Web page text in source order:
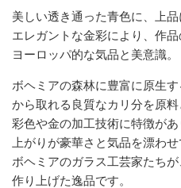
美しい透き通った青色に、上
エレガントな金彩により、作
ヨーロッパ的な気品と美意識。
ボヘミアの森林に豊富に原生
から取れる良質なカリ分を原料
彩色や金の加工技術に特徴が
上がりが豪華さと気品を漂わせ
ボヘミアのガラス工芸家たち
作り上げた逸品です。